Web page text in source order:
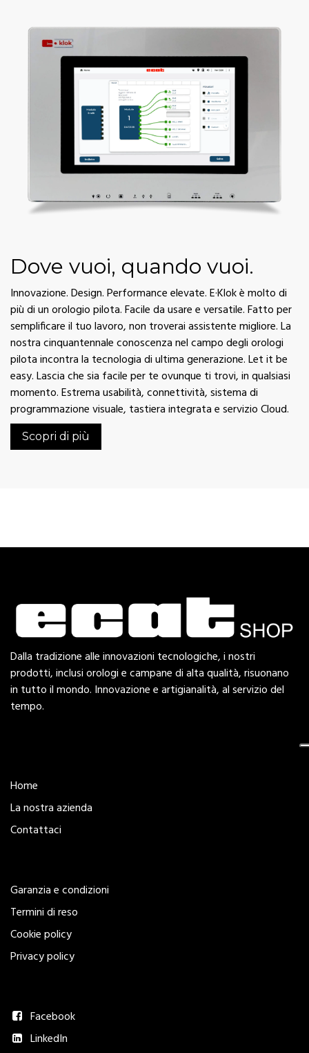
Dove vuoi, quando vuoi.
Innovazione. Design. Performance elevate. E·Klok è molto di
più di un orologio pilota. Facile da usare e versatile. Fatto per
semplificare il tuo lavoro, non troverai assistente migliore. La
nostra cinquantennale conoscenza nel campo degli orologi
pilota incontra la tecnologia di ultima generazione. Let it be
easy. Lascia che sia facile per te ovunque ti trovi, in qualsiasi
momento. Estrema usabilità, connettività, sistema di
programmazione visuale, tastiera integrata e servizio Cloud.
Scopri di più
Dalla tradizione alle innovazioni tecnologiche, i nostri
prodotti, inclusi orologi e campane di alta qualità, risuonano
in tutto il mondo. Innovazione e artigianalità, al servizio del
tempo.
Home
La nostra azienda
Contattaci
Garanzia e condizioni
Termini di reso
Cookie policy
Privacy policy
Facebook
LinkedIn